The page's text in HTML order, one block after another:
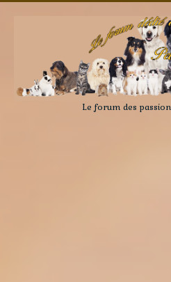
Le forum des